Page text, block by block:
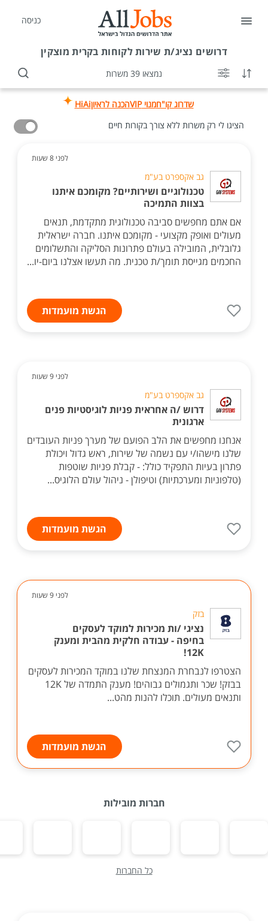
כניסה
דרושים נציג/ת שירות לקוחות בקרית מוצקין
נמצאו 39 משרות
שדרוג קו"חמנוי VIP הכנה לראיוןHiAi
הציגו לי רק משרות ללא צורך בקורות חיים
לפני 8 שעות
גב אקספרט בע"מ
טכנולוגיים ושירותיים? מקומכם איתנו
בצוות התמיכה
אם אתם מחפשים סביבה טכנולוגית מתקדמת, תנאים
מעולים ואופק מקצועי - מקומכם איתנו. חברה ישראלית
גלובלית, המובילה בעולם פתרונות הסליקה והתשלומים
החכמים מגייסת תומך/ת טכנית. מה תעשו אצלנו ביום-יו...
הגשת מועמדות
לפני 9 שעות
גב אקספרט בע"מ
דרוש /ה אחראית פניות לוגיסטיות פנים
ארגונית
אנחנו מחפשים את הלב הפועם של מערך פניות העובדים
שלנו מישהו/י עם נשמה של שירות, ראש גדול ויכולת
פתרון בעיות התפקיד כולל: - קבלת פניות שוטפות
(טלפוניות ומערכתיות) וטיפולן - ניהול עולם הלוגיס...
הגשת מועמדות
לפני 9 שעות
בזק
נציגי /ות מכירות למוקד לעסקים
בחיפה - עבודה חלקית מהבית ומענק
12K!
הצטרפו לנבחרת המנצחת שלנו במוקד המכירות לעסקים
בבזק! שכר ותגמולים גבוהים! מענק התמדה של 12K
ותנאים מעולים. תוכלו להנות מהט...
הגשת מועמדות
חברות מובילות
כל החברות